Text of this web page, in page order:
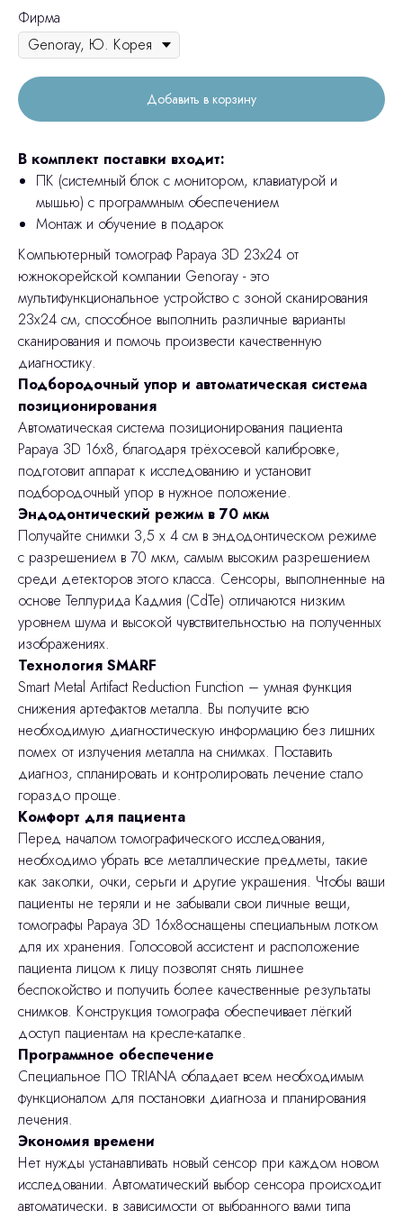
Фирма
Добавить в корзину
В комплект поставки входит:
ПК (системный блок с монитором, клавиатурой и
мышью) с программным обеспечением
Монтаж и обучение в подарок
Компьютерный томограф Papaya 3D 23x24 от
южнокорейской компании Genoray - это
мультифункциональное устройство c зоной сканирования
23х24 см, способное выполнить различные варианты
сканирования и помочь произвести качественную
диагностику.
Подбородочный упор и автоматическая система
позиционирования
Автоматическая система позиционирования пациента
Papaya 3D 16x8, благодаря трёхосевой калибровке,
подготовит аппарат к исследованию и установит
подбородочный упор в нужное положение.
Эндодонтический режим в 70 мкм
Получайте снимки 3,5 х 4 см в эндодонтическом режиме
с разрешением в 70 мкм, самым высоким разрешением
среди детекторов этого класса. Сенсоры, выполненные на
основе Теллурида Кадмия (CdTe) отличаются низким
уровнем шума и высокой чувствительностью на полученных
изображениях.
Технология SMARF
Smart Metal Artifact Reduction Function – умная функция
снижения артефактов металла. Вы получите всю
необходимую диагностическую информацию без лишних
помех от излучения металла на снимках. Поставить
диагноз, спланировать и контролировать лечение стало
гораздо проще.
Комфорт для пациента
Перед началом томографического иcследования,
необходимо убрать все металлические предметы, такие
как заколки, очки, серьги и другие украшения. Чтобы ваши
пациенты не теряли и не забывали свои личные вещи,
томографы Papaya 3D 16x8оснащены специальным лотком
для их хранения. Голосовой ассистент и расположение
пациента лицом к лицу позволят снять лишнее
беспокойство и получить более качественные результаты
снимков. Конструкция томографа обеспечивает лёгкий
доступ пациентам на кресле-каталке.
Программное обеспечение
Специальное ПО TRIANA обладает всем необходимым
функционалом для постановки диагноза и планирования
лечения.
Экономия времени
Нет нужды устанавливать новый сенсор при каждом новом
исследовании. Автоматический выбор сенсора происходит
автоматически, в зависимости от выбранного вами типа